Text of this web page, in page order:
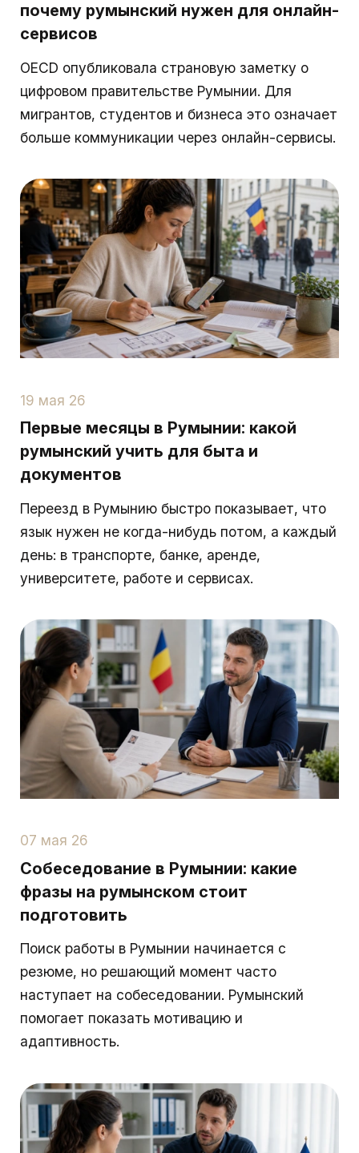
почему румынский нужен для онлайн-
сервисов
OECD опубликовала страновую заметку о
цифровом правительстве Румынии. Для
мигрантов, студентов и бизнеса это означает
больше коммуникации через онлайн-сервисы.
19 мая 26
Первые месяцы в Румынии: какой
румынский учить для быта и
документов
Переезд в Румынию быстро показывает, что
язык нужен не когда-нибудь потом, а каждый
день: в транспорте, банке, аренде,
университете, работе и сервисах.
07 мая 26
Собеседование в Румынии: какие
фразы на румынском стоит
подготовить
Поиск работы в Румынии начинается с
резюме, но решающий момент часто
наступает на собеседовании. Румынский
помогает показать мотивацию и
адаптивность.